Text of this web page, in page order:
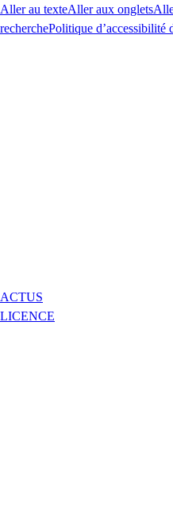
Aller au texteAller aux onglets
recherchePolitique d’accessibilité
ACTUS
LICENCE